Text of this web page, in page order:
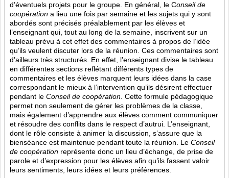
d’éventuels projets pour le groupe. En général, le Conseil de
coopération a lieu une fois par semaine et les sujets qui y sont
abordés sont précisés préalablement par les élèves et
l’enseignant qui, tout au long de la semaine, inscrivent sur un
tableau prévu à cet effet des commentaires à propos de l’idée
qu’ils veulent discuter lors de la réunion. Ces commentaires sont
d’ailleurs très structurés. En effet, l’enseignant divise le tableau
en différentes sections reflétant différents types de
commentaires et les élèves marquent leurs idées dans la case
correspondant le mieux à l’intervention qu’ils désirent effectuer
pendant le Conseil de coopération . Cette formule pédagogique
permet non seulement de gérer les problèmes de la classe,
mais également d’apprendre aux élèves comment communiquer
et résoudre des conflits dans le respect d’autrui. L’enseignant,
dont le rôle consiste à animer la discussion, s’assure que la
bienséance est maintenue pendant toute la réunion. Le Conseil
de coopération représente donc un lieu d’échange, de prise de
parole et d’expression pour les élèves afin qu’ils fassent valoir
leurs sentiments, leurs idées et leurs préférences.